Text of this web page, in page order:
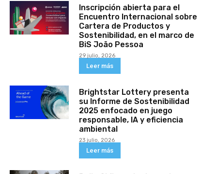
Inscripción abierta para el
Encuentro Internacional sobre
Cartera de Productos y
Sostenibilidad, en el marco de
BiS João Pessoa
29 julio, 2026
Leer más
Brightstar Lottery presenta
su Informe de Sostenibilidad
2025 enfocado en juego
responsable, IA y eficiencia
ambiental
23 julio, 2026
Leer más